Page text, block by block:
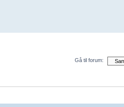
Gå til forum: